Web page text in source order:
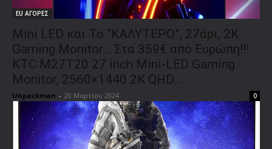
EU ΑΓΟΡΕΣ
Mini LED και Το “ΚΑΛΥΤΕΡΟ”, 27άρι, 2K
Gaming Monitor… Στα 359€ από Ευρώπη!!!
KTC M27T20 27 inch Mini-LED Gaming
Monitor, 2560×1440 2K QHD...
Unpackman - 20 Μαρτίου 2024 0